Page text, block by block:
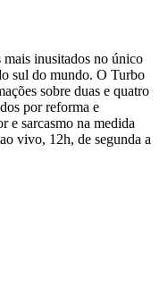
inusitados no único
sul do mundo. O Turbo
sobre duas e quatro
por reforma e
e sarcasmo na medida
vivo, 12h, de segunda a